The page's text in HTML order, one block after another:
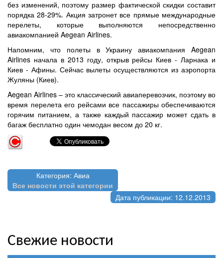
без изменений, поэтому размер фактической скидки составит
порядка 28-29%. Акция затронет все прямые международные
перелеты, которые выполняются непосредственно
авиакомпанией Aegean Airlines.
Напомним, что полеты в Украину авиакомпания Aegean
Airlines начала в 2013 году, открыв рейсы Киев - Ларнака и
Киев - Афины. Сейчас вылеты осуществляются из аэропорта
Жуляны (Киев).
Aegean Airlines – это классический авиаперевозчик, поэтому во
время перелета его рейсами все пассажиры обеспечиваются
горячим питанием, а также каждый пассажир может сдать в
багаж бесплатно один чемодан весом до 20 кг.
Категория: Авиа
Все новости этой категории
Дата публикации: 12.12.2013
Свежие новости